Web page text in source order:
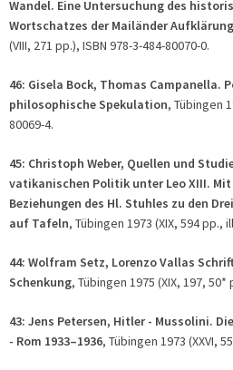
Wandel. Eine Untersuchung des
Wortschatzes der Mailänder Aufklärung
(VIII, 271 pp.), ISBN 978-3-484-80070-0.
46: Gisela Bock, Thomas Campanella.
philosophische Spekulation, Tübingen
80069-4.
45: Christoph Weber, Quellen und
vatikanischen Politik unter Leo XIII.
Beziehungen des Hl. Stuhles zu den
auf Tafeln, Tübingen 1973 (XIX, 594 pp.,
44: Wolfram Setz, Lorenzo Vallas
Schenkung, Tübingen 1975 (XIX, 197, 50*
43: Jens Petersen, Hitler - Mussolini.
- Rom 1933–1936, Tübingen 1973 (XXVI,